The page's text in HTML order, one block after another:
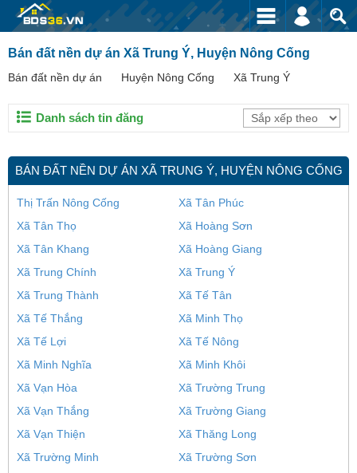
Bán đất nền dự án Xã Trung Ý, Huyện Nông Cống
Bán đất nền dự án Huyện Nông Cống Xã Trung Ý
Danh sách tin đăng
BÁN ĐẤT NỀN DỰ ÁN XÃ TRUNG Ý, HUYỆN NÔNG CỐNG
Thị Trấn Nông Cống
Xã Tân Phúc
Xã Tân Thọ
Xã Hoàng Sơn
Xã Tân Khang
Xã Hoàng Giang
Xã Trung Chính
Xã Trung Ý
Xã Trung Thành
Xã Tế Tân
Xã Tế Thắng
Xã Minh Thọ
Xã Tế Lợi
Xã Tế Nông
Xã Minh Nghĩa
Xã Minh Khôi
Xã Vạn Hòa
Xã Trường Trung
Xã Vạn Thắng
Xã Trường Giang
Xã Vạn Thiện
Xã Thăng Long
Xã Trường Minh
Xã Trường Sơn